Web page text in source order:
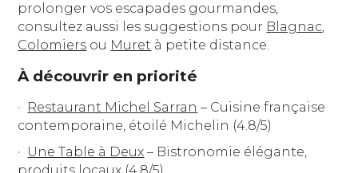
prolonger vos escapades gourmandes,
consultez aussi les suggestions pour Blagnac,
Colomiers ou Muret à petite distance.
À découvrir en priorité
Restaurant Michel Sarran – Cuisine française
contemporaine, étoilé Michelin (4.8/5)
Une Table à Deux – Bistronomie élégante,